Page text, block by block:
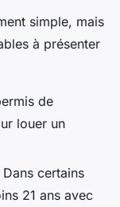
simple, mais
à présenter
de
louer un
Dans certains
21 ans avec